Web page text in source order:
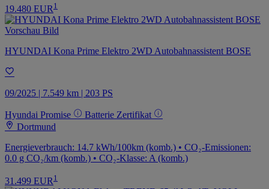
19.480 EUR 1
HYUNDAI Kona Prime Elektro 2WD Autobahnassistent BOSE
09/2025 | 7.549 km | 203 PS
Hyundai Promise
Batterie Zertifikat
Dortmund
Energieverbrauch: 14.7 kWh/100km (komb.) • CO₂-Emissionen:
0.0 g CO₂/km (komb.) • CO₂-Klasse: A (komb.)
31.499 EUR 1